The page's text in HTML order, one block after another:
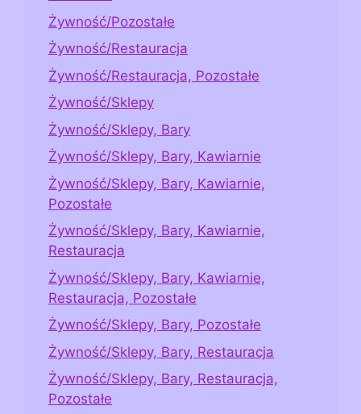
Żywność/Pozostałe
Żywność/Restauracja
Żywność/Restauracja, Pozostałe
Żywność/Sklepy
Żywność/Sklepy, Bary
Żywność/Sklepy, Bary, Kawiarnie
Żywność/Sklepy, Bary, Kawiarnie,
Pozostałe
Żywność/Sklepy, Bary, Kawiarnie,
Restauracja
Żywność/Sklepy, Bary, Kawiarnie,
Restauracja, Pozostałe
Żywność/Sklepy, Bary, Pozostałe
Żywność/Sklepy, Bary, Restauracja
Żywność/Sklepy, Bary, Restauracja,
Pozostałe